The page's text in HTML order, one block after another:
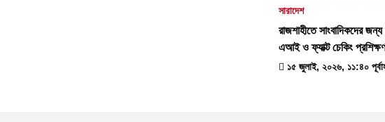
সারাদেশ
রাজশাহীতে সাংবাদিকদের জন্য
এআই ও ফ্যাক্ট চেকিং
১৫ জুলাই, ২০২৬, ১১:৪০